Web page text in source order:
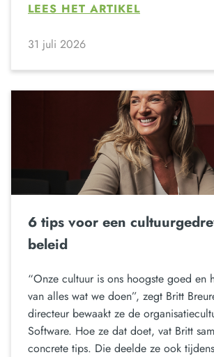
LEES HET ARTIKEL
31 juli 2026
6 tips voor een
beleid
“Onze cultuur is ons hoogste goed en
van alles wat we doen”, zegt Britt
directeur bewaakt ze de
Software. Hoe ze dat doet, vat Britt
concrete tips. Die deelde ze ook